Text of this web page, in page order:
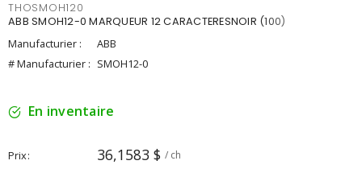
THOSMOH120
ABB SMOH12-0 MARQUEUR 12 CARACTERESNOIR (100)
Manufacturier :
ABB
# Manufacturier : SMOH12-0
En inventaire
Prix 36,1583 $ / ch